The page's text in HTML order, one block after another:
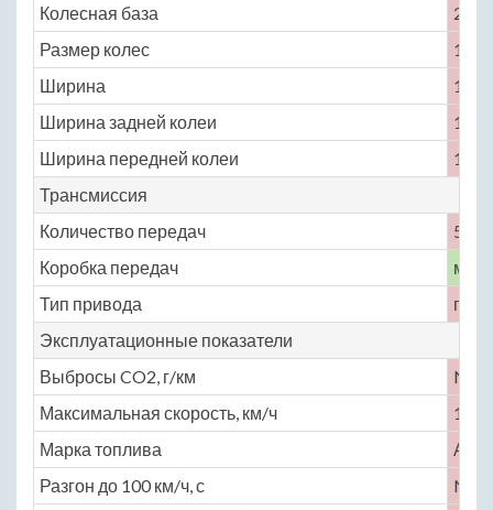
Колесная база
2540
Размер колес
185
Ширина
1735
Ширина задней колеи
1460
Ширина передней колеи
1395
Трансмиссия
Количество передач
5
Коробка передач
Тип привода
Эксплуатационные показатели
Выбросы CO2, г/км
No
Максимальная скорость, км/ч
160
Марка топлива
АИ-
Разгон до 100 км/ч, с
No